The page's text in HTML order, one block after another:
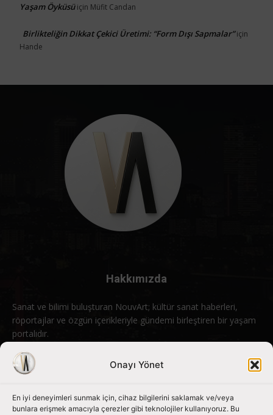
Onayı Yönet
En iyi deneyimleri sunmak için, cihaz bilgilerini saklamak ve/veya
bunlara erişmek amacıyla çerezler gibi teknolojiler kullanıyoruz. Bu
Yaşam Öyküsüiçin Müfit Candan
Birlikteliğin Dikkat Çekici Üretimi: “Form Dışı Sapmalar”için
Hande
Hakkımızda
Sanat ve bilimi buluşturan NouvArt; kültür sanat haberleri,
röportajlar ve özgün içerikleriyle gündemi birleştiren bir yaşam
portalıdır.
Bizimle iletişime geçin: info@nouvart.net
Bizi Takip Edin